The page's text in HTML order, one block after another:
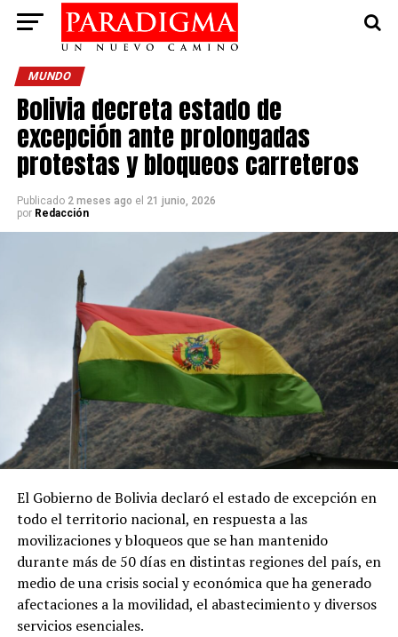
MUNDO
Bolivia decreta estado de
excepción ante prolongadas
protestas y bloqueos carreteros
Publicado 2 meses ago el 21 junio, 2026
por Redacción
El Gobierno de Bolivia declaró el estado de excepción en
todo el territorio nacional, en respuesta a las
movilizaciones y bloqueos que se han mantenido
durante más de 50 días en distintas regiones del país, en
medio de una crisis social y económica que ha generado
afectaciones a la movilidad, el abastecimiento y diversos
servicios esenciales.